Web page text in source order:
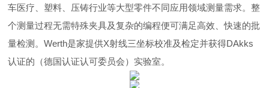
车医疗、塑料、压铸行业等大型零件不同应用领域测量需求。整
个测量过程无需特殊夹具及复杂的编程便可满足高效、快速的批
量检测。Werth是家提供X射线三坐标校准及检定并获得DAkks
认证的（德国认证认可委员会）实验室。